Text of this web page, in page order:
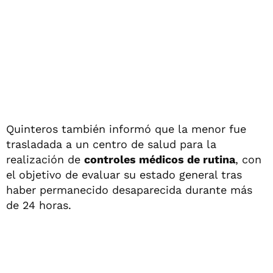
Quinteros también informó que la menor fue
trasladada a un centro de salud para la
realización de controles médicos de rutina, con
el objetivo de evaluar su estado general tras
haber permanecido desaparecida durante más
de 24 horas.